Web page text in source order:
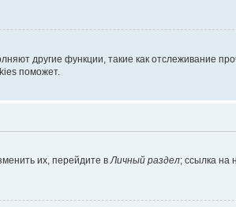
другие функции, такие как отслеживание
поможет.
их, перейдите в Личный раздел; ссылка на